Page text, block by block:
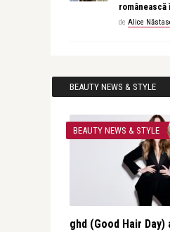
de Alice
BEAUTY NEWS & STYLE
BEAUTY NEWS & STYLE
ghd (Good Hair Day)